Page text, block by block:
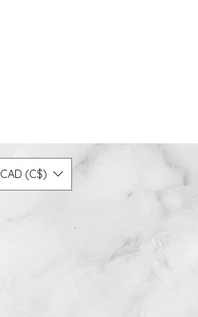
CAD (C$)